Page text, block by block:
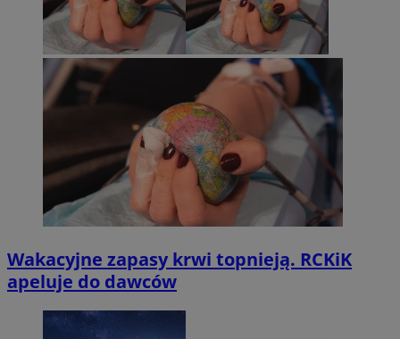
Wakacyjne zapasy krwi topnieją. RCKiK
apeluje do dawców